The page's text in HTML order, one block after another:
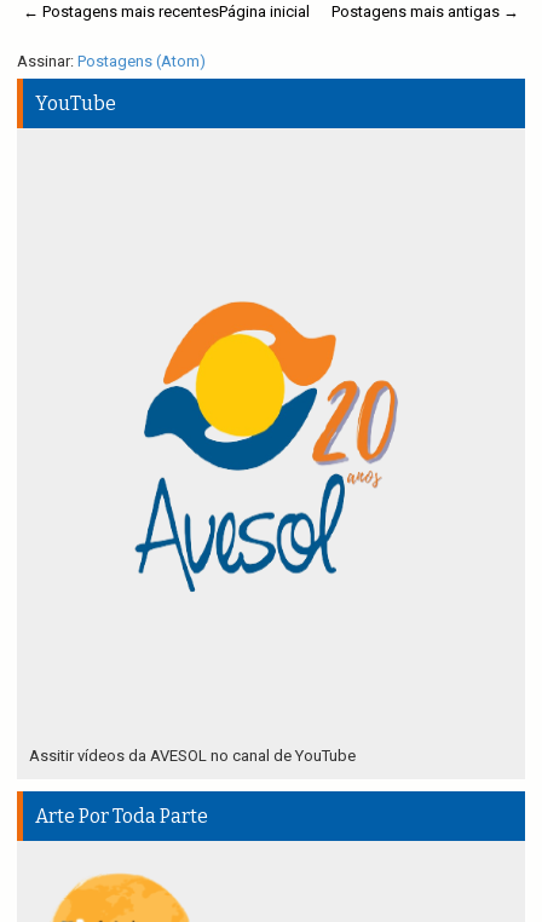
← Postagens mais recentes Postagens mais antigas →
Página inicial
Assinar: Postagens (Atom)
YouTube
Assitir vídeos da AVESOL no canal de YouTube
Arte Por Toda Parte